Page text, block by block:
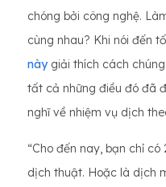
chóng bởi công nghệ.
cùng nhau? Khi nói đến
nàygiải thích cách
tất cả những điều đó đã
nghĩ về nhiệm vụ dịch
“Cho đến nay, bạn chỉ
dịch thuật. Hoặc là dịch